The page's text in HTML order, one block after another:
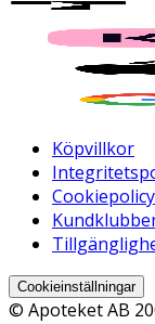
Köpvillkor
Cookiepolicy
Cookieinställningar
© Apoteket AB